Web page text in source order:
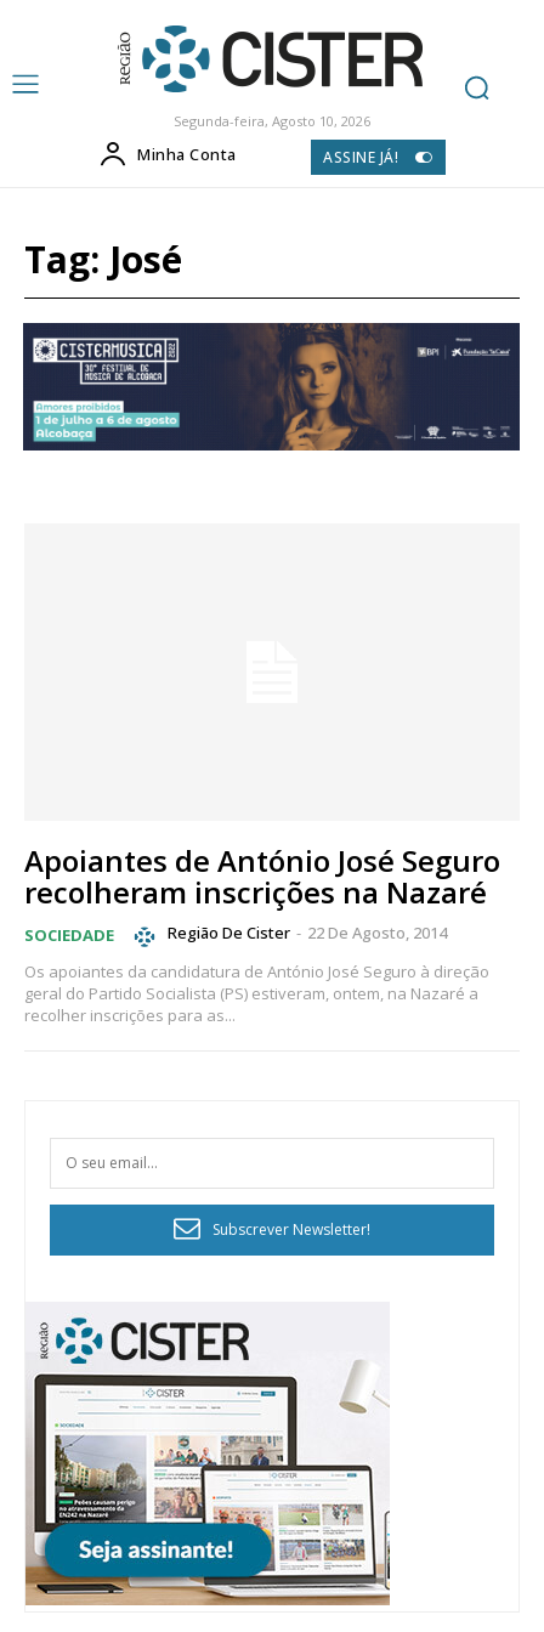
Segunda-feira, Agosto 10, 2026
Minha Conta ASSINE JÁ!
Tag: José
Apoiantes de António José Seguro
recolheram inscrições na Nazaré
SOCIEDADE Região De Cister - 22 De Agosto, 2014
Os apoiantes da candidatura de António José Seguro à direção
geral do Partido Socialista (PS) estiveram, ontem, na Nazaré a
recolher inscrições para as...
Subscrever Newsletter!